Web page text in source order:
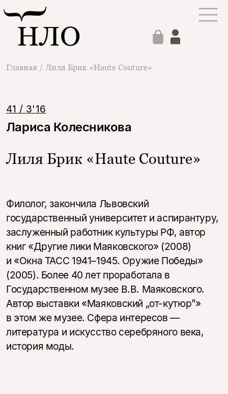
Главная / Лиля Брик «Haute Couture»
41 / 3'16
Лариса Колесникова
Лиля Брик «Haute Couture»
Филолог, закончила Львовский
государственный университет и аспирантуру,
заслуженный работник культуры РФ, автор
книг «Другие лики Маяковского» (2008)
и «Окна ТАСС 1941–1945. Оружие Победы»
(2005). Более 40 лет проработала в
Государственном музее В.В. Маяковского.
Автор выставки «Маяковский „от-кутюр”»
в этом же музее. Сфера интересов —
литература и искусство серебряного века,
история моды.